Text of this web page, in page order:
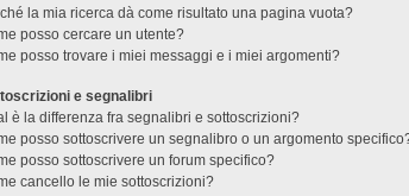
la mia ricerca dà come risultato una pagina vuota?
posso cercare un utente?
posso trovare i miei messaggi e i miei argomenti?
e segnalibri
è la differenza fra segnalibri e sottoscrizioni?
posso sottoscrivere un segnalibro o un argomento
posso sottoscrivere un forum specifico?
cancello le mie sottoscrizioni?